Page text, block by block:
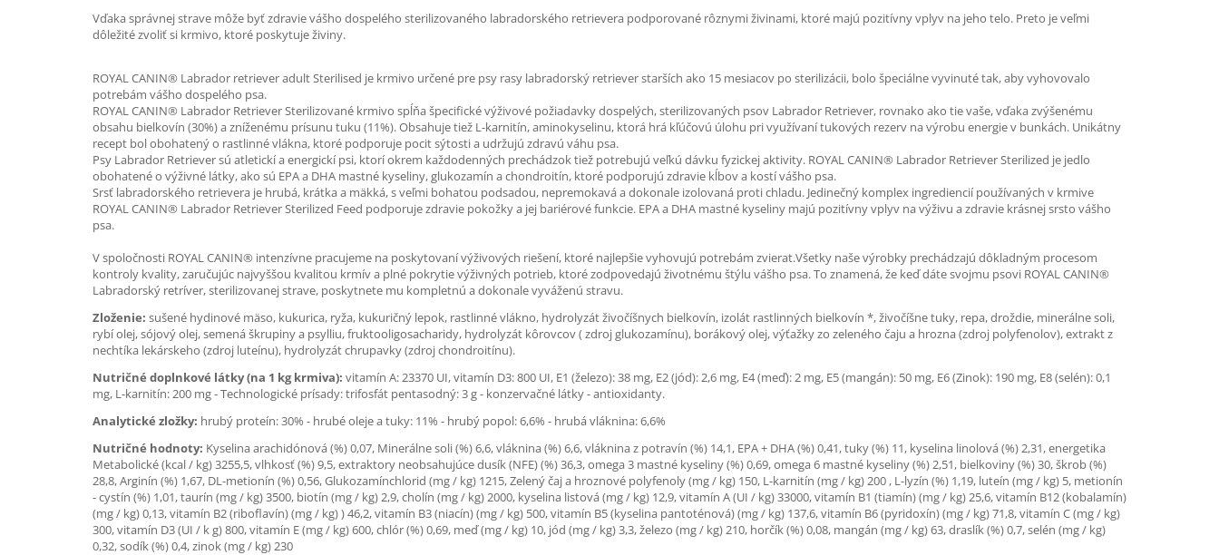
Vďaka správnej strave môže byť zdravie vášho dospelého sterilizovaného labradorského retrievera podporované rôznymi živinami, ktoré majú pozitívny vplyv na jeho telo. Preto je veľmi
dôležité zvoliť si krmivo, ktoré poskytuje živiny.
ROYAL CANIN® Labrador retriever adult Sterilised je krmivo určené pre psy rasy labradorský retriever starších ako 15 mesiacov po sterilizácii, bolo špeciálne vyvinuté tak, aby vyhovovalo
potrebám vášho dospelého psa.
ROYAL CANIN® Labrador Retriever Sterilizované krmivo spĺňa špecifické výživové požiadavky dospelých, sterilizovaných psov Labrador Retriever, rovnako ako tie vaše, vďaka zvýšenému
obsahu bielkovín (30%) a zníženému prísunu tuku (11%). Obsahuje tiež L-karnitín, aminokyselinu, ktorá hrá kľúčovú úlohu pri využívaní tukových rezerv na výrobu energie v bunkách. Unikátny
recept bol obohatený o rastlinné vlákna, ktoré podporuje pocit sýtosti a udržujú zdravú váhu psa.
Psy Labrador Retriever sú atletickí a energickí psi, ktorí okrem každodenných prechádzok tiež potrebujú veľkú dávku fyzickej aktivity. ROYAL CANIN® Labrador Retriever Sterilized je jedlo
obohatené o výživné látky, ako sú EPA a DHA mastné kyseliny, glukozamín a chondroitín, ktoré podporujú zdravie kĺbov a kostí vášho psa.
Srsť labradorského retrievera je hrubá, krátka a mäkká, s veľmi bohatou podsadou, nepremokavá a dokonale izolovaná proti chladu. Jedinečný komplex ingrediencií používaných v krmive
ROYAL CANIN® Labrador Retriever Sterilized Feed podporuje zdravie pokožky a jej bariérové funkcie. EPA a DHA mastné kyseliny majú pozitívny vplyv na výživu a zdravie krásnej srsto vášho
psa.
V spoločnosti ROYAL CANIN® intenzívne pracujeme na poskytovaní výživových riešení, ktoré najlepšie vyhovujú potrebám zvierat.Všetky naše výrobky prechádzajú dôkladným procesom
kontroly kvality, zaručujúc najvyššou kvalitou krmív a plné pokrytie výživných potrieb, ktoré zodpovedajú životnému štýlu vášho psa. To znamená, že keď dáte svojmu psovi ROYAL CANIN®
Labradorský retríver, sterilizovanej strave, poskytnete mu kompletnú a dokonale vyváženú stravu.
Zloženie: sušené hydinové mäso, kukurica, ryža, kukuričný lepok, rastlinné vlákno, hydrolyzát živočíšnych bielkovín, izolát rastlinných bielkovín *, živočíšne tuky, repa, droždie, minerálne soli,
rybí olej, sójový olej, semená škrupiny a psylliu, fruktooligosacharidy, hydrolyzát kôrovcov ( zdroj glukozamínu), borákový olej, výťažky zo zeleného čaju a hrozna (zdroj polyfenolov), extrakt z
nechtíka lekárskeho (zdroj luteínu), hydrolyzát chrupavky (zdroj chondroitínu).
Nutričné doplnkové látky (na 1 kg krmiva): vitamín A: 23370 UI, vitamín D3: 800 UI, E1 (železo): 38 mg, E2 (jód): 2,6 mg, E4 (meď): 2 mg, E5 (mangán): 50 mg, E6 (Zinok): 190 mg, E8 (selén): 0,1
mg, L-karnitín: 200 mg - Technologické prísady: trifosfát pentasodný: 3 g - konzervačné látky - antioxidanty.
Analytické zložky: hrubý proteín: 30% - hrubé oleje a tuky: 11% - hrubý popol: 6,6% - hrubá vláknina: 6,6%
Nutričné hodnoty: Kyselina arachidónová (%) 0,07, Minerálne soli (%) 6,6, vláknina (%) 6,6, vláknina z potravín (%) 14,1, EPA + DHA (%) 0,41, tuky (%) 11, kyselina linolová (%) 2,31, energetika
Metabolické (kcal / kg) 3255,5, vlhkosť (%) 9,5, extraktory neobsahujúce dusík (NFE) (%) 36,3, omega 3 mastné kyseliny (%) 0,69, omega 6 mastné kyseliny (%) 2,51, bielkoviny (%) 30, škrob (%)
28,8, Arginín (%) 1,67, DL-metionín (%) 0,56, Glukozamínchlorid (mg / kg) 1215, Zelený čaj a hroznové polyfenoly (mg / kg) 150, L-karnitín (mg / kg) 200 , L-lyzín (%) 1,19, luteín (mg / kg) 5, metionín
- cystín (%) 1,01, taurín (mg / kg) 3500, biotín (mg / kg) 2,9, cholín (mg / kg) 2000, kyselina listová (mg / kg) 12,9, vitamín A (UI / kg) 33000, vitamín B1 (tiamín) (mg / kg) 25,6, vitamín B12 (kobalamín)
(mg / kg) 0,13, vitamín B2 (riboflavín) (mg / kg) ) 46,2, vitamín B3 (niacín) (mg / kg) 500, vitamín B5 (kyselina pantoténová) (mg / kg) 137,6, vitamín B6 (pyridoxín) (mg / kg) 71,8, vitamín C (mg / kg)
300, vitamín D3 (UI / k g) 800, vitamín E (mg / kg) 600, chlór (%) 0,69, meď (mg / kg) 10, jód (mg / kg) 3,3, železo (mg / kg) 210, horčík (%) 0,08, mangán (mg / kg) 63, draslík (%) 0,7, selén (mg / kg)
0,32, sodík (%) 0,4, zinok (mg / kg) 230